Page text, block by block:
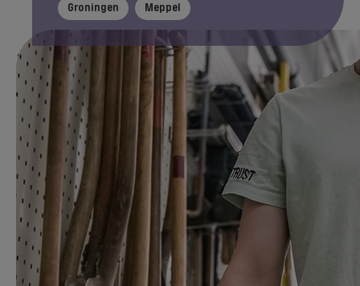
Groningen Meppel
In het kort Tijdens je opleiding Na je
Direct aanmelden
Als Assistent Logistiek help je bij het
transport van goederen. Je kunt
bijvoorbeeld aan de slag in een magazijn van
een groothandel. Daar zorg jij dat goederen